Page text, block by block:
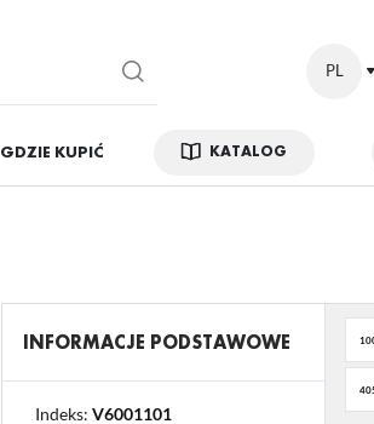
PL
GDZIE KUPIĆ KATALOG
brak konieczności wprowadzania swoich danych przy
INFORMACJE PODSTAWOWE
Indeks: V6001101